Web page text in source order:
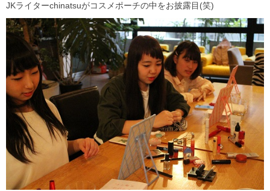
JKライターchinatsuがコスメポーチの中をお披露目(笑)